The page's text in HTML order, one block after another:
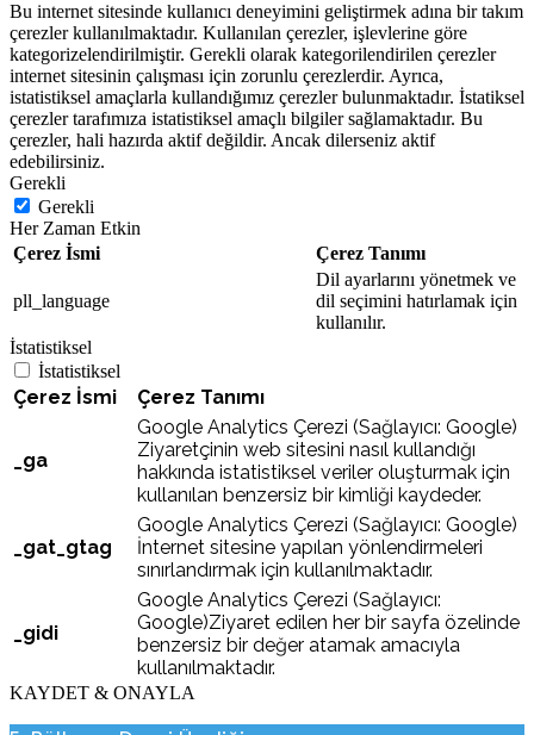
Bu internet sitesinde kullanıcı deneyimini geliştirmek adına bir takım
çerezler kullanılmaktadır. Kullanılan çerezler, işlevlerine göre
kategorizelendirilmiştir. Gerekli olarak kategorilendirilen çerezler
internet sitesinin çalışması için zorunlu çerezlerdir. Ayrıca,
istatistiksel amaçlarla kullandığımız çerezler bulunmaktadır. İstatiksel
çerezler tarafımıza istatistiksel amaçlı bilgiler sağlamaktadır. Bu
çerezler, hali hazırda aktif değildir. Ancak dilerseniz aktif
edebilirsiniz.
Gerekli
Gerekli
Her Zaman Etkin
Çerez İsmi
Çerez Tanımı
pll_language
Dil ayarlarını yönetmek ve
dil seçimini hatırlamak için
kullanılır.
İstatistiksel
İstatistiksel
Çerez İsmi Çerez Tanımı
_ga
Google Analytics Çerezi (Sağlayıcı: Google)
Ziyaretçinin web sitesini nasıl kullandığı
hakkında istatistiksel veriler oluşturmak için
kullanılan benzersiz bir kimliği kaydeder.
_gat_gtag
Google Analytics Çerezi (Sağlayıcı: Google)
İnternet sitesine yapılan yönlendirmeleri
sınırlandırmak için kullanılmaktadır.
_gidi
Google Analytics Çerezi (Sağlayıcı:
Google)Ziyaret edilen her bir sayfa özelinde
benzersiz bir değer atamak amacıyla
kullanılmaktadır.
KAYDET & ONAYLA